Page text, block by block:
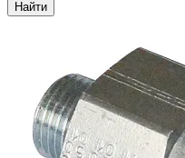
Найти